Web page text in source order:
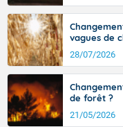
vagues de
28/07/2026
de forêt ?
21/05/2026